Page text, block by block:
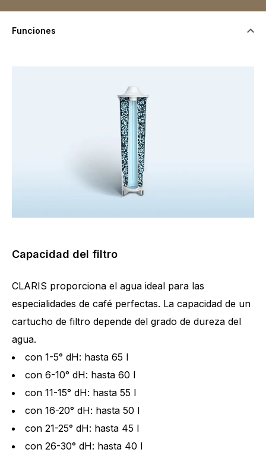
Funciones
Capacidad del filtro
CLARIS proporciona el agua ideal para las
especialidades de café perfectas. La capacidad de un
cartucho de filtro depende del grado de dureza del
agua.
con 1-5° dH: hasta 65 l
con 6-10° dH: hasta 60 l
con 11-15° dH: hasta 55 l
con 16-20° dH: hasta 50 l
con 21-25° dH: hasta 45 l
con 26-30° dH: hasta 40 l